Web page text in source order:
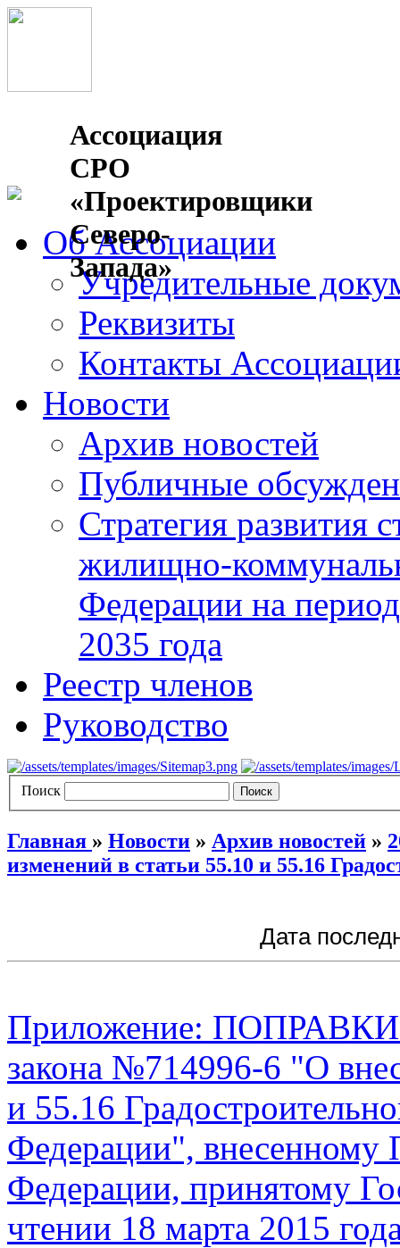
Ассоциация
СРО
«Проектировщики
Северо-
Запада»
Об Ассоциации
Учредительные
Реквизиты
Контакты
Новости
Архив новостей
Публичные
Стратегия развития
жилищно-
Федерации на
2035 года
Реестр членов
Руководство
Поиск
Главная » Новости » Архив новостей »
изменений в статьи 55.10 и 55.16
Дата
Приложение: ПОПРАВКИ
закона №714996-6 "О
и 55.16
Федерации", внесенному
Федерации, принятому
чтении 18 марта 2015